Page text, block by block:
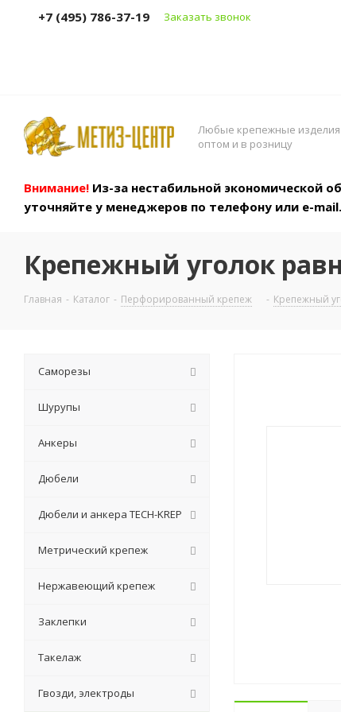
+7 (495) 786-37-19
Заказать звонок
Любые крепежные изделия
оптом и в розницу
Внимание! Из-за нестабильной экономической
уточняйте у менеджеров по телефону или e-mail.
Крепежный уголок
Главная - Каталог - Перфорированный крепеж - Крепежный
Саморезы
Шурупы
Анкеры
Дюбели
Дюбели и анкера TECH-KREP
Метрический крепеж
Нержавеющий крепеж
Заклепки
Такелаж
Гвозди, электроды